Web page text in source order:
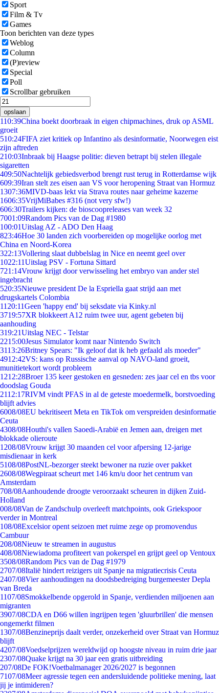
Sport
Film & Tv
Games
Toon berichten van deze types
Weblog
Column
(P)review
Special
Poll
Scrollbar gebruiken
opslaan
110:39China boekt doorbraak in eigen chipmachines, druk op ASML
groeit
510:24FIFA ziet kritiek op Infantino als desinformatie, Noorwegen eist
zijn aftreden
210:03Inbraak bij Haagse politie: dieven betrapt bij stelen illegale
sigaretten
409:50Nachtelijk gebiedsverbod brengt rust terug in Rotterdamse wijk
609:39Iran stelt zes eisen aan VS voor heropening Straat van Hormuz
1307:36MIVD-baas lekt via Strava routes naar geheime kazerne
1606:35VrijMiBabes #316 (not very sfw!)
606:30Trailers kijken: de bioscoopreleases van week 32
7001:09Random Pics van de Dag #1980
100:01Uitslag AZ - ADO Den Haag
823:46Hoe 30 landen zich voorbereiden op mogelijke oorlog met
China en Noord-Korea
322:13Vollering slaat dubbelslag in Nice en neemt geel over
1022:11Uitslag PSV - Fortuna Sittard
721:14Vrouw krijgt door verwisseling het embryo van ander stel
ingebracht
520:35Nieuwe president De la Espriella gaat strijd aan met
drugskartels Colombia
11 20:11Geen 'happy end' bij seksdate via Kinky.nl
3719:57XR blokkeert A12 ruim twee uur, agent gebeten bij
aanhouding
319:21Uitslag NEC - Telstar
2215:00Jesus Simulator komt naar Nintendo Switch
3113:26Britney Spears: "Ik geloof dat ik heb gefaald als moeder"
4912:42VS: kans op Russische aanval op NAVO-land groeit,
munitietekort wordt probleem
1212:28Broer 135 keer gestoken en gesneden: zes jaar cel en tbs voor
doodslag Gouda
2112:17RIVM vindt PFAS in al de geteste moedermelk, borstvoeding
blijft advies
6008/08EU bekritiseert Meta en TikTok om verspreiden desinformatie
Ceuta
4308/08Houthi's vallen Saoedi-Arabië en Jemen aan, dreigen met
blokkade olieroute
1208/08Vrouw krijgt 30 maanden cel voor afpersing 12-jarige
misdienaar in kerk
5108/08PostNL-bezorger steekt bewoner na ruzie over pakket
2608/08Wegpiraat scheurt met 146 km/u door het centrum van
Amsterdam
708/08Aanhoudende droogte veroorzaakt scheuren in dijken Zuid-
Holland
008/08Van de Zandschulp overleeft matchpoints, ook Griekspoor
verder in Montreal
108/08Excelsior opent seizoen met ruime zege op promovendus
Cambuur
208/08Nieuw te streamen in augustus
408/08Niewiadoma profiteert van pokerspel en grijpt geel op Ventoux
3508/08Random Pics van de Dag #1979
2707/08Italië hindert reizigers uit Spanje na migratiecrisis Ceuta
2407/08Vier aanhoudingen na doodsbedreiging burgemeester Depla
van Breda
1107/08Smokkelbende opgerold in Spanje, verdienden miljoenen aan
migranten
3907/08CDA en D66 willen ingrijpen tegen 'gluurbrillen' die mensen
ongemerkt filmen
1307/08Benzineprijs daalt verder, onzekerheid over Straat van Hormuz
blijft
4207/08Voedselprijzen wereldwijd op hoogste niveau in ruim drie jaar
2307/08Quake krijgt na 30 jaar een gratis uitbreiding
207/08De FOK!Voetbalmanager 2026/2027 is begonnen
7107/08Meer agressie tegen een andersluidende politieke mening, laat
jij je intimideren?